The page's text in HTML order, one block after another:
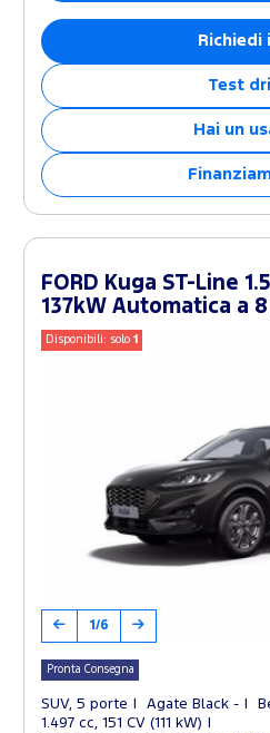
Richiedi
Test
Hai un
FORD Kuga ST-Line
137kW Automatica a
Disponibili: solo1
1/6
Pronta Consegna
SUV, 5 porte Agate Black -
1.497 cc, 151 CV (111 kW)